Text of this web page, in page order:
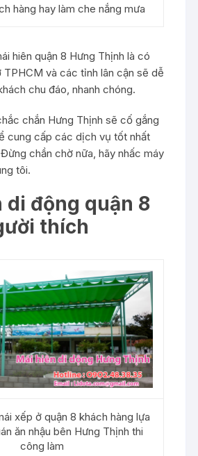
hàng hay làm che nắng mưa
hiên quận 8 Hưng Thịnh là có
TPHCM và các tỉnh lân cận sẽ dễ
chu đáo, nhanh chóng.
chắn Hưng Thịnh sẽ cố gắng
cung cấp các dịch vụ tốt nhất
chần chờ nữa, hãy nhấc máy
tôi.
di động quận 8
thích
xếp ở quận 8 khách hàng lựa
ăn nhậu bên Hưng Thịnh thi
công làm